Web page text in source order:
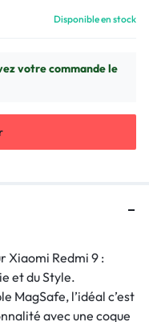
Disponible en stock
votre commande le
Xiaomi Redmi 9 :
et du Style.
MagSafe, l’idéal c’est
avec une coque